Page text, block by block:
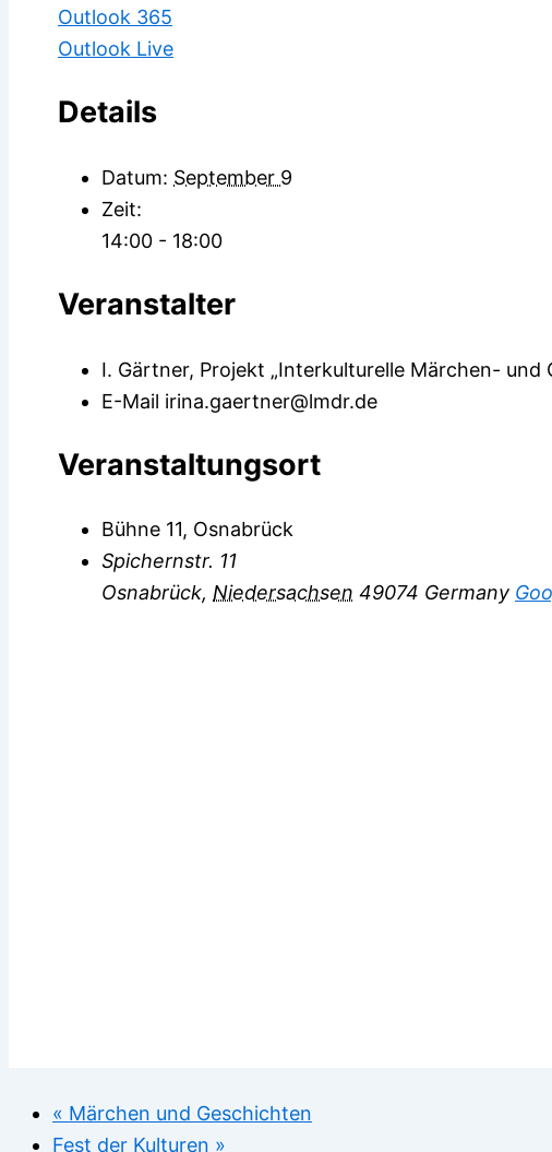
Outlook 365
Outlook Live
Details
Datum: September 9
Zeit:
14:00 - 18:00
Veranstalter
I. Gärtner, Projekt „Interkulturelle Märchen- und
E-Mail irina.gaertner@lmdr.de
Veranstaltungsort
Bühne 11, Osnabrück
Spichernstr. 11
Osnabrück, Niedersachsen 49074 Germany
« Märchen und Geschichten
Fest der Kulturen »